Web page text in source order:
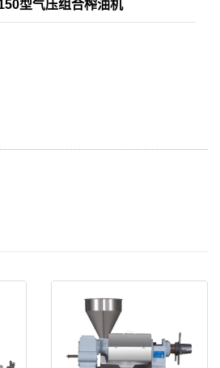
型气压组合榨油机